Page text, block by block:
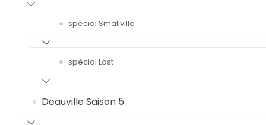
spécial Smallville
spécial Lost
Deauville Saison 5